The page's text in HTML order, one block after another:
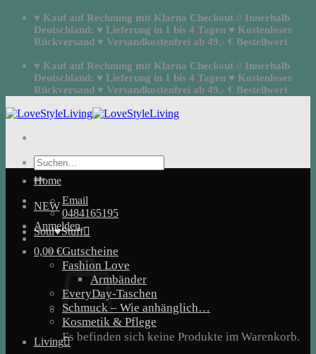
Zum
springen
♥ Kauf auf Rechnung mit Klarna Checkout // Innerhalb
Deutschland: ♥ Lieferung in 1 bis 4 Tagen ♥ Kostenloser
Rückversand ♥ Versandkostenfrei ab 49,- € Bestellwert
♥ Kauf auf Rechnung mit Klarna Checkout // Innerhalb
Deutschland: ♥ Lieferung in 1 bis 4 Tagen ♥ Kostenloser
Rückversand ♥ Versandkostenfrei ab 49,- € Bestellwert
Suchen
nach:
Email
0484165195
Anmelden
0,00€
Es befinden sich keine Produkte im Warenkorb.
Home
NEW
Soul♥Stuff
Gutscheine
Fashion Love
Armbänder
EveryDay-Taschen
Schmuck – Wie anhänglich…
Kosmetik & Pflege
Living